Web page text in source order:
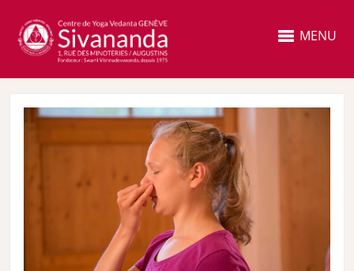
MENU